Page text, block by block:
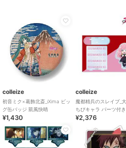
colleize
初音ミク×葛飾北斎_iXima ビッ
グ缶バッジ 凱風快晴
¥1,430
colleize
魔都精兵のスレイブ_
ちびキャラ パーツ付き
リルスタンド
¥2,376